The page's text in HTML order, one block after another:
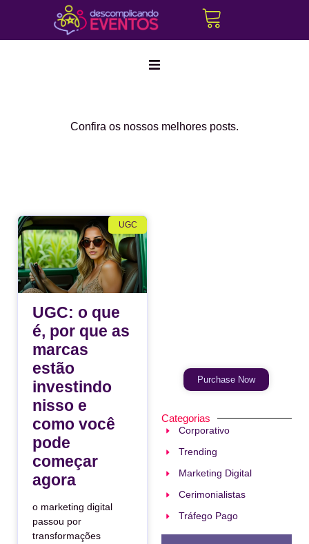
Confira os nossos melhores posts.
UGC
UGC: o que
é, por que as
marcas
estão
investindo
nisso e
como você
pode
começar
agora
o marketing digital
passou por
transformações
Purchase Now
Categorias
Corporativo
Trending
Marketing Digital
Cerimonialistas
Tráfego Pago